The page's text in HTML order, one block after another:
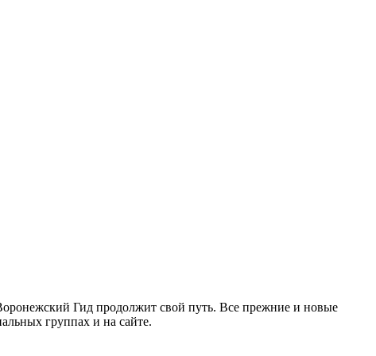
Гид продолжит свой путь. Все прежние и новые
группах и на сайте.